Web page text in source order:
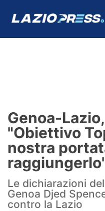
Formello
Infortuni
Primavera
Calciomercato
Genoa-
"Obiettivo
nostra
Le dichiarazioni
Genoa Djed
contro la Lazio